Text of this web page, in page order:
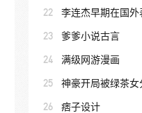
22 李连杰早期在国外
23 爹爹小说古言
24 满级网游漫画
25 神豪开局被绿茶女
26 痞子设计